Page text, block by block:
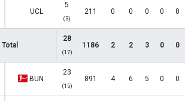
UCL
5
(3)
211 0 0 0 0 0
Total
28
(17)
1186 2 2 3 0 0
BUN
23
(15)
891 4 6 5 0 0